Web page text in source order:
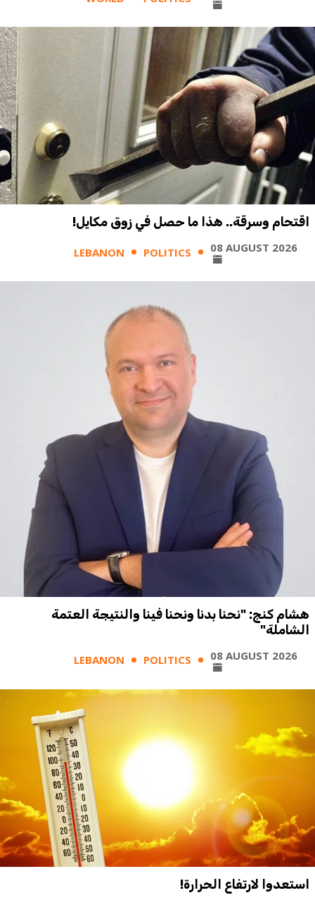
اقتحام وسرقة.. هذا ما حصل في زوق مكايل!
LEBANON POLITICS 08 AUGUST 2026
هشام كنج: "نحنا بدنا ونحنا فينا والنتيجة العتمة
الشاملة"
LEBANON POLITICS 08 AUGUST 2026
استعدوا لارتفاع الحرارة!